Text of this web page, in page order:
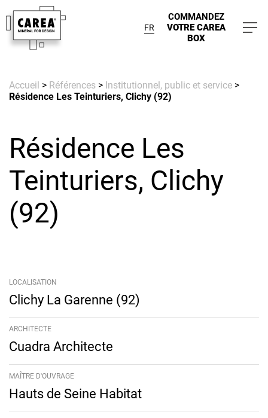
FR
COMMANDEZ
VOTRE CAREA
BOX
Accueil > Références > Institutionnel, public et service >
Résidence Les Teinturiers, Clichy (92)
Résidence Les
Teinturiers, Clichy
(92)
LOCALISATION
Clichy La Garenne (92)
ARCHITECTE
Cuadra Architecte
MAÎTRE D'OUVRAGE
Hauts de Seine Habitat